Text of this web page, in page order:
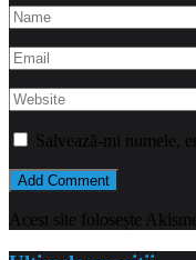
Salvează-mi numele,
Acest site folosește